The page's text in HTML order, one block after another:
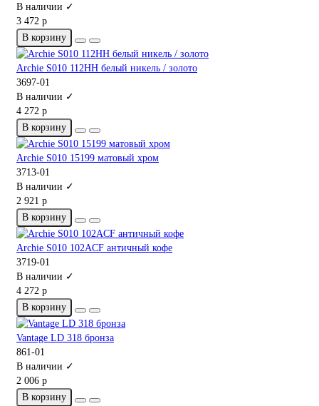
В наличии ✓
3 472 р
В корзину
Archie S010 112HH белый никель / золото
3697-01
В наличии ✓
4 272 р
В корзину
Archie S010 15199 матовый хром
3713-01
В наличии ✓
2 921 р
В корзину
Archie S010 102ACF античный кофе
3719-01
В наличии ✓
4 272 р
В корзину
Vantage LD 318 бронза
861-01
В наличии ✓
2 006 р
В корзину